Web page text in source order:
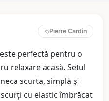
Pierre Cardin
perfectă pentru o
relaxare acasă. Setul
scurta, simplă și
cu elastic îmbrăcat